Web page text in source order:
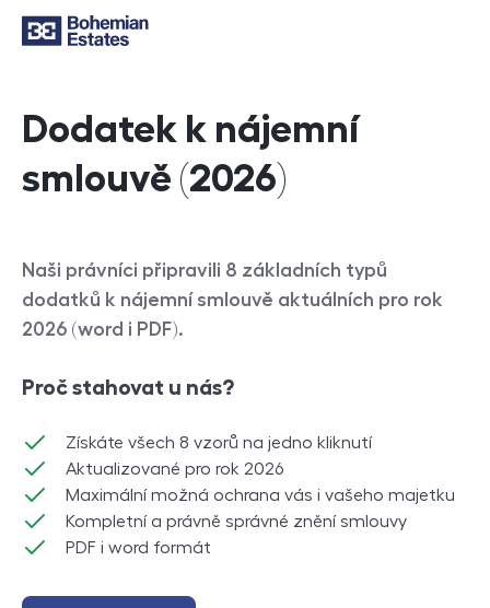
Dodatek k nájemní
smlouvě (2026)
Naši právníci připravili 8 základních typů
dodatků k nájemní smlouvě aktuálních pro rok
2026 (word i PDF).
Proč stahovat u nás?
Získáte všech 8 vzorů na jedno kliknutí
Aktualizované pro rok 2026
Maximální možná ochrana vás i vašeho majetku
Kompletní a právně správné znění smlouvy
PDF i word formát